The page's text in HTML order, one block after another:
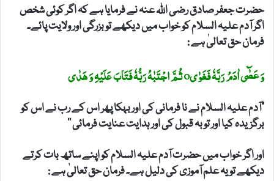
حضرت جعفر صادق رضی اللہ عنہ نے فرمایا ہے کہ اگر کوئی شخص
اگر آدم علیہ السلام کو خواب میں دیکھے تو بزرگی اور ولایت پائے۔
فرمان حق تعالیٰ ہے :
وَ عَصٰٓی اٰدَمُ رَبَّہٗ فَغَوٰیo ثُمَّ اجْتَبٰہُ رَبُّہٗ فَتَابَ عَلَیْہِ وَ ھَدٰی
”آدم علیہ السلام نے نا فرمانی کی اور بہکا پھر اس کے رب نے اس کو
برگزیدہ کیا اور توبہ قبول کی اور ہدایت عنایت فرمائی ‘‘
اور اگر خواب میں حضرت آدم علیہ السلام کو اپنے ساتھ بات کرتے
دیکھے تو یہ علم آموزی کی دلیل ہے۔ فرمان حق تعالیٰ ہے :